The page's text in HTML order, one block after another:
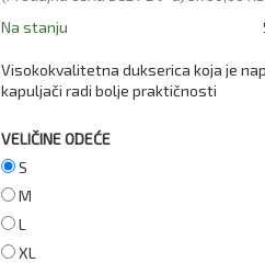
Na stanju
Visokokvalitetna dukserica koja je
kapuljači radi bolje praktičnosti
VELIČINE ODEĆE
S
M
L
XL